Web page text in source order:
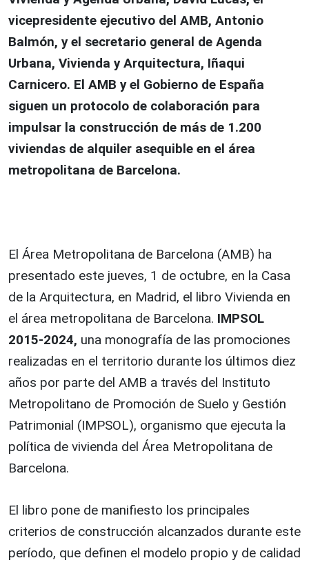
vicepresidente ejecutivo del AMB, Antonio
Balmón, y el secretario general de Agenda
Urbana, Vivienda y Arquitectura, Iñaqui
Carnicero. El AMB y el Gobierno de España
siguen un protocolo de colaboración para
impulsar la construcción de más de 1.200
viviendas de alquiler asequible en el área
metropolitana de Barcelona.
El Área Metropolitana de Barcelona (AMB) ha
presentado este jueves, 1 de octubre, en la Casa
de la Arquitectura, en Madrid, el libro Vivienda en
el área metropolitana de Barcelona. IMPSOL
2015-2024, una monografía de las promociones
realizadas en el territorio durante los últimos diez
años por parte del AMB a través del Instituto
Metropolitano de Promoción de Suelo y Gestión
Patrimonial (IMPSOL), organismo que ejecuta la
política de vivienda del Área Metropolitana de
Barcelona.
El libro pone de manifiesto los principales
criterios de construcción alcanzados durante este
período, que definen el modelo propio y de calidad